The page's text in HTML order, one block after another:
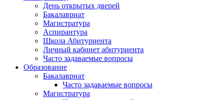
День открытых дверей
Бакалавриат
Магистратура
Аспирантура
Школа Абитуриента
Личный кабинет абитуриента
Часто задаваемые вопросы
Образование
Бакалавриат
Часто задаваемые вопросы
Магистратура